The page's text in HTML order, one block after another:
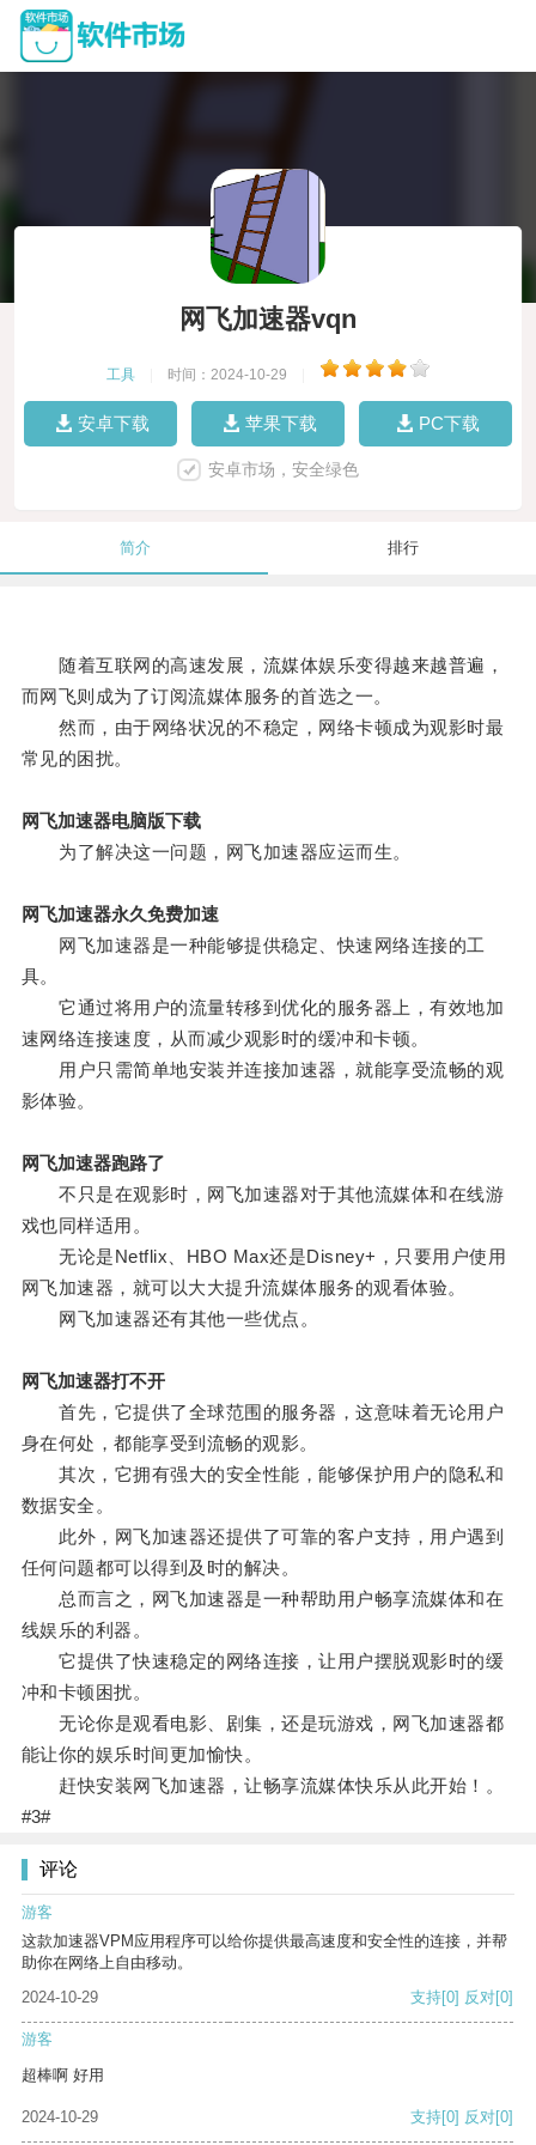
网飞加速器vqn
工具 时间：2024-10-29
安卓下载 苹果下载 PC下载
安卓市场，安全绿色
简介 排行
随着互联网的高速发展，流媒体娱乐变得越来越普遍，
而网飞则成为了订阅流媒体服务的首选之一。
然而，由于网络状况的不稳定，网络卡顿成为观影时最
常见的困扰。
网飞加速器电脑版下载
为了解决这一问题，网飞加速器应运而生。
网飞加速器永久免费加速
网飞加速器是一种能够提供稳定、快速网络连接的工
具。
它通过将用户的流量转移到优化的服务器上，有效地加
速网络连接速度，从而减少观影时的缓冲和卡顿。
用户只需简单地安装并连接加速器，就能享受流畅的观
影体验。
网飞加速器跑路了
不只是在观影时，网飞加速器对于其他流媒体和在线游
戏也同样适用。
无论是Netflix、HBO Max还是Disney+，只要用户使用
网飞加速器，就可以大大提升流媒体服务的观看体验。
网飞加速器还有其他一些优点。
网飞加速器打不开
首先，它提供了全球范围的服务器，这意味着无论用户
身在何处，都能享受到流畅的观影。
其次，它拥有强大的安全性能，能够保护用户的隐私和
数据安全。
此外，网飞加速器还提供了可靠的客户支持，用户遇到
任何问题都可以得到及时的解决。
总而言之，网飞加速器是一种帮助用户畅享流媒体和在
线娱乐的利器。
它提供了快速稳定的网络连接，让用户摆脱观影时的缓
冲和卡顿困扰。
无论你是观看电影、剧集，还是玩游戏，网飞加速器都
能让你的娱乐时间更加愉快。
赶快安装网飞加速器，让畅享流媒体快乐从此开始！。
#3#
评论
游客
这款加速器VPM应用程序可以给你提供最高速度和安全性的连接，并帮
助你在网络上自由移动。
2024-10-29
支持[0] 反对[0]
游客
超棒啊 好用
2024-10-29 支持[0] 反对[0]